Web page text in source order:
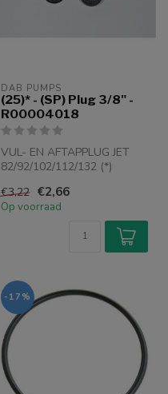
DAB PUMPS
(25)* - (SP) Plug 3/8" -
R00004018
VUL- EN AFTAPPLUG JET
82/92/102/112/132 (*)
€3,22 €2,66
Op voorraad
-17%